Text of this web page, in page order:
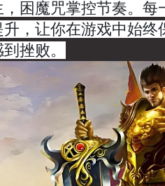
困魔咒掌控节奏。每
，让你在游戏中始终
挫败。